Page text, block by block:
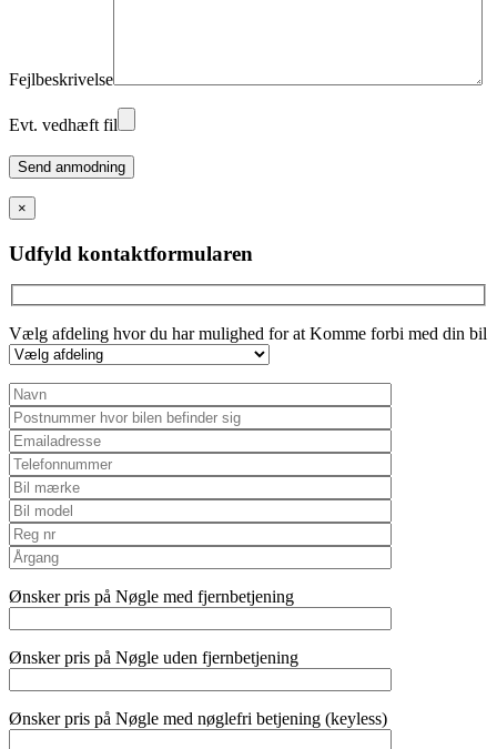
Fejlbeskrivelse
Evt. vedhæft fil
Please
leave
this
field
empty.
×
Udfyld kontaktformularen
Vælg afdeling hvor du har mulighed for at Komme forbi med din bil
Ønsker pris på Nøgle med fjernbetjening
Ønsker pris på Nøgle uden fjernbetjening
Ønsker pris på Nøgle med nøglefri betjening (keyless)